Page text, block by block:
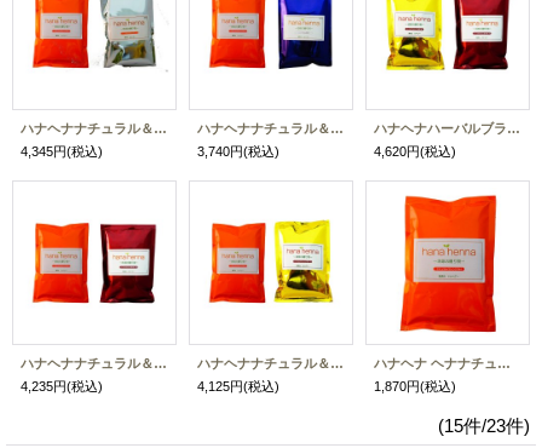
ハナヘナナチュラル＆ミックスハーブ（各100g）送料お得セット【ネコポス】【2セットまで同時購入可】
4,345円(税込)
ハナヘナナチュラル＆ニュートラル（各100g）送料お得セット【ネコポス】【2セットまで同時購入可】
3,740円(税込)
ハナヘナハーバルブラウン＆ハーバルマホガニー（各100g）送料お得セット【ネコポス】【2セットまで同時購入可】
4,620円(税込)
ハナヘナナチュラル＆ハーバルマホガニー（各100g）送料お得セット【ネコポス】【2セットまで同時購入可】
4,235円(税込)
ハナヘナナチュラル＆ハーバルブラウン（各100g）送料お得セット【ネコポス】【2セットまで同時購入可】
4,125円(税込)
ハナヘナ ヘナナチュラル (100g) 【ヤマト運輸宅急便】
1,870円(税込)
(15件/23件)